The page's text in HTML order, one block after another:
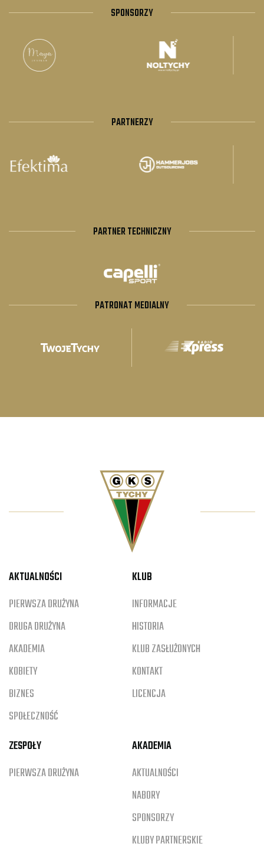
SPONSORZY
PARTNERZY
PARTNER TECHNICZNY
PATRONAT MEDIALNY
AKTUALNOŚCI
PIERWSZA DRUŻYNA
DRUGA DRUŻYNA
AKADEMIA
KOBIETY
BIZNES
SPOŁECZNOŚĆ
KLUB
INFORMACJE
HISTORIA
KLUB ZASŁUŻONYCH
KONTAKT
LICENCJA
ZESPOŁY
PIERWSZA DRUŻYNA
AKADEMIA
AKTUALNOŚCI
NABORY
SPONSORZY
KLUBY PARTNERSKIE